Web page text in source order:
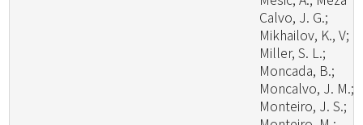
Calvo, J. G.;
Mikhailov, K., V;
Miller, S. L.;
Moncada, B.;
Moncalvo, J. M.;
Monteiro, J. S.;